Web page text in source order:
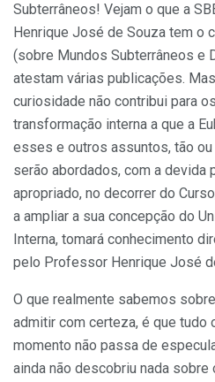
Subterrâneos! Vejam o que a
Henrique José de Souza tem o
(sobre Mundos Subterrâneos e
atestam várias publicações.
curiosidade não contribui para
transformação interna a que a
esses e outros assuntos, tão
serão abordados, com a devida
apropriado, no decorrer do
a ampliar a sua concepção do
Interna, tomará conhecimento
pelo Professor Henrique José
O que realmente sabemos
admitir com certeza, é que tudo
momento não passa de
ainda não descobriu nada